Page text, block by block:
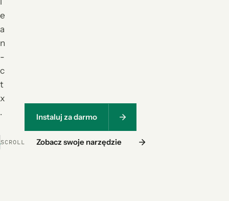
e
a
n
-
c
t
x
.
SCROLL
Instaluj za darmo
Zobacz swoje narzędzie